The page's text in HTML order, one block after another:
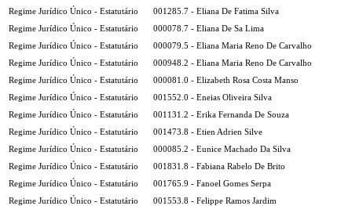
Regime Jurídico Único - Estatutário
001285.7 - Eliana De Fatima Silva
Regime Jurídico Único - Estatutário
000078.7 - Eliana De Sa Lima
Regime Jurídico Único - Estatutário
000079.5 - Eliana Maria Reno De Carvalho
Regime Jurídico Único - Estatutário
000948.2 - Eliana Maria Reno De Carvalho
Regime Jurídico Único - Estatutário
000081.0 - Elizabeth Rosa Costa Manso
Regime Jurídico Único - Estatutário
001552.0 - Eneias Oliveira Silva
Regime Jurídico Único - Estatutário
001131.2 - Erika Fernanda De Souza
Regime Jurídico Único - Estatutário
001473.8 - Etien Adrien Silve
Regime Jurídico Único - Estatutário
000085.2 - Eunice Machado Da Silva
Regime Jurídico Único - Estatutário
001831.8 - Fabiana Rabelo De Brito
Regime Jurídico Único - Estatutário
001765.9 - Fanoel Gomes Serpa
Regime Jurídico Único - Estatutário
001553.8 - Felippe Ramos Jardim